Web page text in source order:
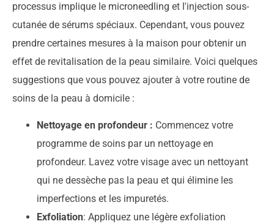
processus implique le microneedling et l'injection sous-
cutanée de sérums spéciaux. Cependant, vous pouvez
prendre certaines mesures à la maison pour obtenir un
effet de revitalisation de la peau similaire. Voici quelques
suggestions que vous pouvez ajouter à votre routine de
soins de la peau à domicile :
Nettoyage en profondeur : Commencez votre
programme de soins par un nettoyage en
profondeur. Lavez votre visage avec un nettoyant
qui ne dessèche pas la peau et qui élimine les
imperfections et les impuretés.
Exfoliation: Appliquez une légère exfoliation